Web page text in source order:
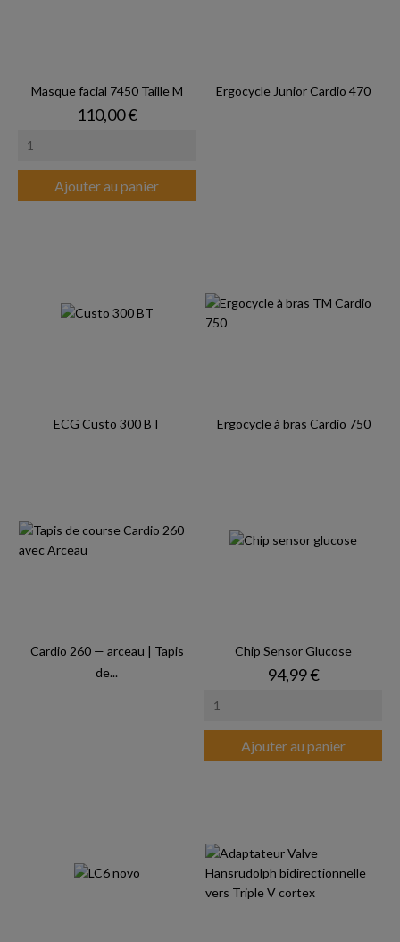
Masque facial 7450 Taille M
Prix
110,00 €
Ajouter au panier
Ergocycle Junior Cardio 470
ECG Custo 300 BT Ergocycle à bras Cardio 750
Cardio 260 — arceau | Tapis
de...
Chip Sensor Glucose
Prix
94,99 €
Ajouter au panier